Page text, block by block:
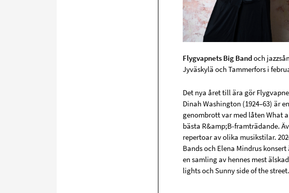
Flygvapnets Big Bandoch
Jyväskylä och Tammerfors i
Det nya året till ära gör
Dinah Washington (1924–63) är
genombrott var med låten What
bästa R&amp;B-framträdande.
repertoar av olika musikstilar.
Bands och Elena Mindrus
en samling av hennes mest
lights och Sunny side of the street.